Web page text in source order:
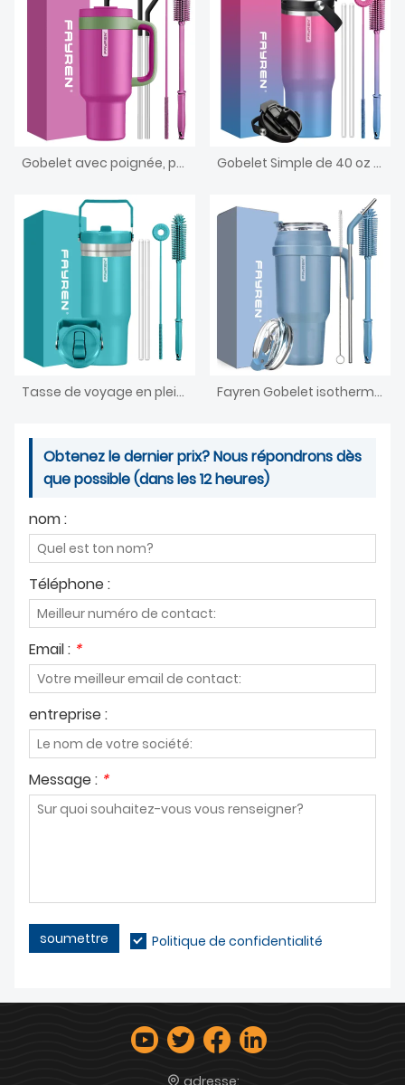
Gobelet avec poignée, paille 2 en 1 et couvercle à gorgée, étanche, passe au lave-vaisselle, tasse à café de voyage isolée en acier inoxydable, garde le froid pendant 34 heures Gobelet Simple de 40 oz avec poignée de couvercle et paille, bouteille d'eau sous vide en acier inoxydable à Double paroi, tasse à café isolée, vente en gros
Tasse de voyage en plein air, tasse isolée sous vide en acier inoxydable de 20oz avec couvercle à poignée et tasse à café isolée en paille Fayren Gobelet isotherme avec poignée, tasse sous vide à double paroi en acier inoxydable avec paille et couvercles, pour boissons froides/chaudes, anti-fuite, tasse de voyage à café
Obtenez le dernier prix? Nous répondrons dès
que possible (dans les 12 heures)
nom :
Téléphone :
Email : *
entreprise :
Message : *
soumettre Politique de confidentialité